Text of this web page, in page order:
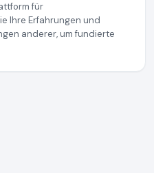
für
Ihre Erfahrungen und
anderer, um fundierte